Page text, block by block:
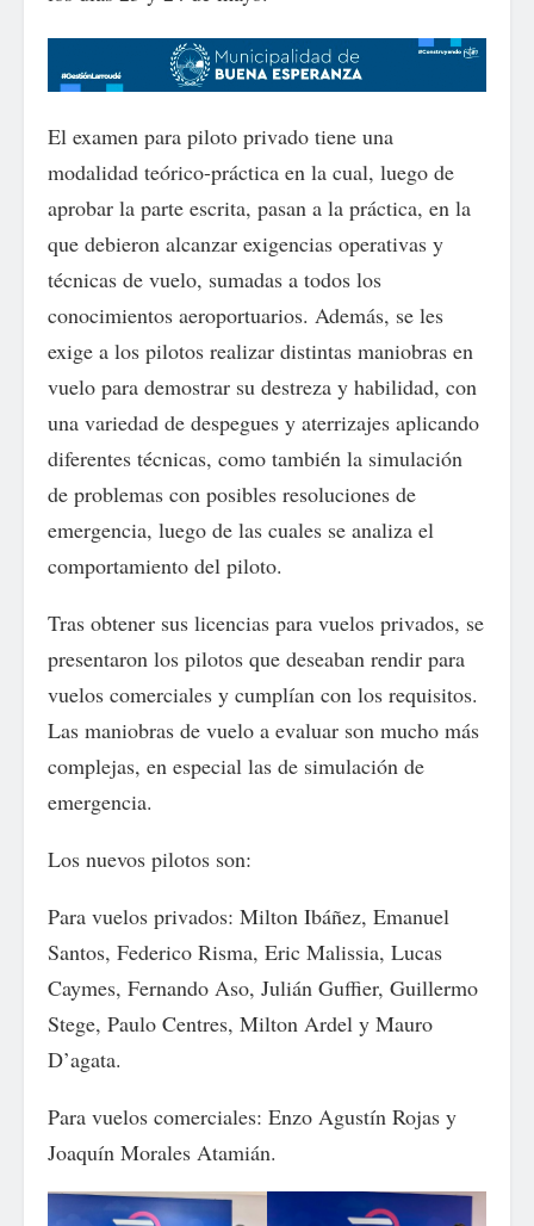
El examen para piloto privado tiene una
modalidad teórico-práctica en la cual, luego de
aprobar la parte escrita, pasan a la práctica, en la
que debieron alcanzar exigencias operativas y
técnicas de vuelo, sumadas a todos los
conocimientos aeroportuarios. Además, se les
exige a los pilotos realizar distintas maniobras en
vuelo para demostrar su destreza y habilidad, con
una variedad de despegues y aterrizajes aplicando
diferentes técnicas, como también la simulación
de problemas con posibles resoluciones de
emergencia, luego de las cuales se analiza el
comportamiento del piloto.
Tras obtener sus licencias para vuelos privados, se
presentaron los pilotos que deseaban rendir para
vuelos comerciales y cumplían con los requisitos.
Las maniobras de vuelo a evaluar son mucho más
complejas, en especial las de simulación de
emergencia.
Los nuevos pilotos son:
Para vuelos privados: Milton Ibáñez, Emanuel
Santos, Federico Risma, Eric Malissia, Lucas
Caymes, Fernando Aso, Julián Guffier, Guillermo
Stege, Paulo Centres, Milton Ardel y Mauro
D’agata.
Para vuelos comerciales: Enzo Agustín Rojas y
Joaquín Morales Atamián.